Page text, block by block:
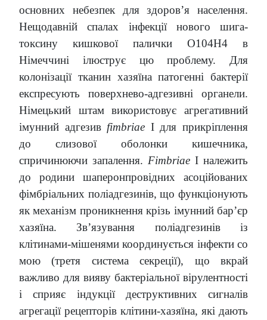
основних небезпек для здоров’я населення.
Нещодавній спалах інфекції нового шига-
токсину кишкової палички O104H4 в
Німеччині ілюструє цю проблему. Для
колонізації тканин хазяїна патогенні бактерії
експресують поверхнево-адгезивні органели.
Німецький штам використовує агрегативний
імунний адгезив fimbriae I для прикріплення
до слизової оболонки кишечника,
спричинюючи запалення. Fimbriae І належить
до родини шаперонпровідних асоційованих
фімбріальних поліадгезинів, що функціонують
як механізм проникнення крізь імунний бар’єр
хазяїна. Зв’язування поліадгезинів із
клітинами-мішенями координується інфекти со
мою (третя система секреції), що вкрай
важливо для вияву бактеріальної вірулентності
і сприяє індукції деструктивних сигналів
агрегації рецепторів клітини-хазяїна, які дають